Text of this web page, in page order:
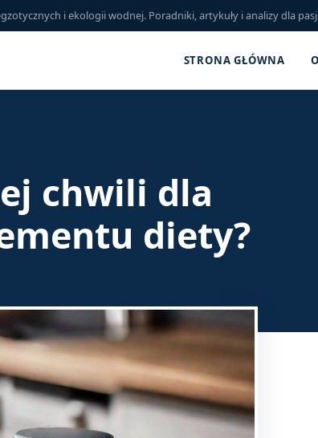
i ekologii wodnej. Poradniki, artykuły i analizy dla
STRONA GŁÓWNA
chwili dla
diety?